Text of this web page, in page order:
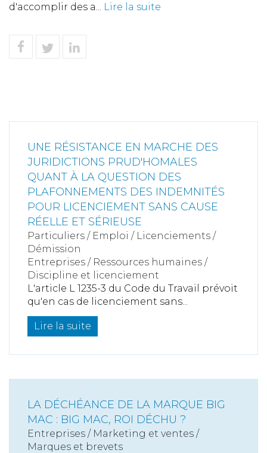
d'accomplir des a... Lire la suite
UNE RÉSISTANCE EN MARCHE DES
JURIDICTIONS PRUD'HOMALES
QUANT À LA QUESTION DES
PLAFONNEMENTS DES INDEMNITÉS
POUR LICENCIEMENT SANS CAUSE
RÉELLE ET SÉRIEUSE
Particuliers / Emploi / Licenciements /
Démission
Entreprises / Ressources humaines /
Discipline et licenciement
L'article L 1235-3 du Code du Travail prévoit
qu'en cas de licenciement sans...
Lire la suite
LA DÉCHÉANCE DE LA MARQUE BIG
MAC : BIG MAC, ROI DÉCHU ?
Entreprises / Marketing et ventes /
Marques et brevets